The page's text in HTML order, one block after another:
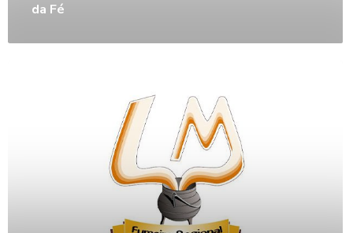
da Fé